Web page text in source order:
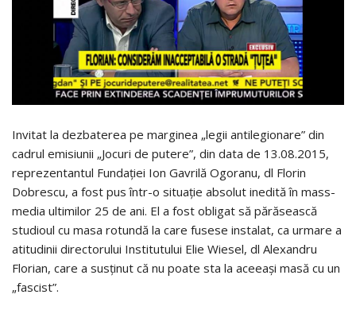
Invitat la dezbaterea pe marginea „legii antilegionare” din
cadrul emisiunii „Jocuri de putere”, din data de 13.08.2015,
reprezentantul Fundaţiei Ion Gavrilă Ogoranu, dl Florin
Dobrescu, a fost pus într-o situaţie absolut inedită în mass-
media ultimilor 25 de ani. El a fost obligat să părăsească
studioul cu masa rotundă la care fusese instalat, ca urmare a
atitudinii directorului Institutului Elie Wiesel, dl Alexandru
Florian, care a susţinut că nu poate sta la aceeaşi masă cu un
„fascist”.